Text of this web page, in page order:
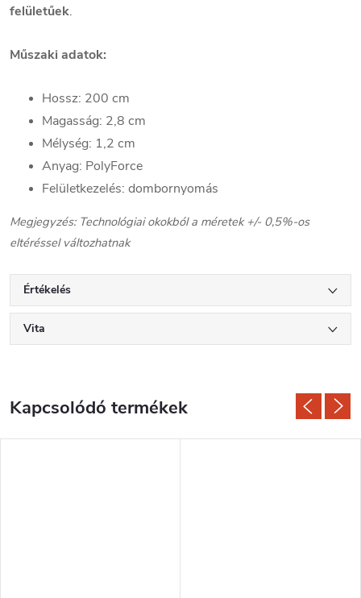
felületűek.
Műszaki adatok:
Hossz: 200 cm
Magasság: 2,8 cm
Mélység: 1,2 cm
Anyag: PolyForce
Felületkezelés: dombornyomás
Megjegyzés: Technológiai okokból a méretek +/- 0,5%-os
eltéréssel változhatnak
Értékelés
Vita
Kapcsolódó termékek